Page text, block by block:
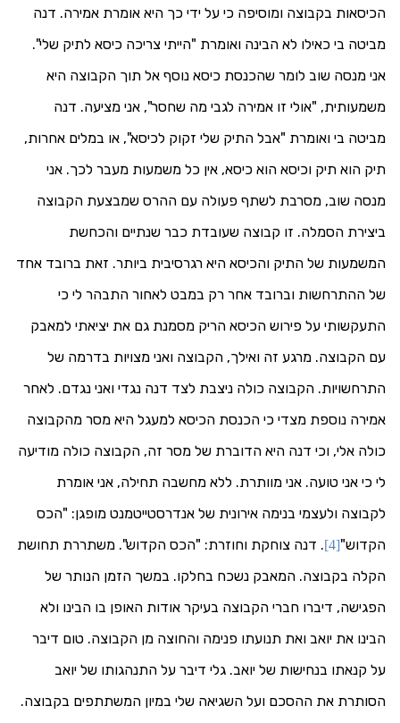
הכיסאות בקבוצה ומוסיפה כי על ידי כך היא אומרת אמירה. דנה
מביטה בי כאילו לא הבינה ואומרת "הייתי צריכה כיסא לתיק שלי".
אני מנסה שוב לומר שהכנסת כיסא נוסף אל תוך הקבוצה היא
משמעותית, "אולי זו אמירה לגבי מה שחסר", אני מציעה. דנה
מביטה בי ואומרת "אבל התיק שלי זקוק לכיסא", או במלים אחרות,
תיק הוא תיק וכיסא הוא כיסא, אין כל משמעות מעבר לכך. אני
מנסה שוב, מסרבת לשתף פעולה עם ההרס שמבצעת הקבוצה
ביצירת הסמלה. זו קבוצה שעובדת כבר שנתיים והכחשת
המשמעות של התיק והכיסא היא רגרסיבית ביותר. זאת ברובד אחד
של ההתרחשות וברובד אחר רק במבט לאחור התבהר לי כי
התעקשותי על פירוש הכיסא הריק מסמנת גם את יציאתי למאבק
עם הקבוצה. מרגע זה ואילך, הקבוצה ואני מצויות בדרמה של
התרחשויות. הקבוצה כולה ניצבת לצד דנה נגדי ואני נגדם. לאחר
אמירה נוספת מצדי כי הכנסת הכיסא למעגל היא מסר מהקבוצה
כולה אלי, וכי דנה היא הדוברת של מסר זה, הקבוצה כולה מודיעה
לי כי אני טועה. אני מוותרת. ללא מחשבה תחילה, אני אומרת
לקבוצה ולעצמי בנימה אירונית של אנדרסטייטמנט מופגן: "הכס
הקדוש"[4]. דנה צוחקת וחוזרת: "הכס הקדוש". משתררת תחושת
הקלה בקבוצה. המאבק נשכח בחלקו. במשך הזמן הנותר של
הפגישה, דיברו חברי הקבוצה בעיקר אודות האופן בו הבינו ולא
הבינו את יואב ואת תנועתו פנימה והחוצה מן הקבוצה. טום דיבר
על קנאתו בנחישות של יואב. גלי דיבר על התנהגותו של יואב
הסותרת את ההסכם ועל השגיאה שלי במיון המשתתפים בקבוצה.